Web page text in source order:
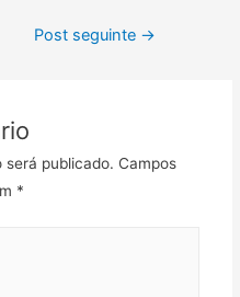
Post seguinte →
será publicado. Campos
*